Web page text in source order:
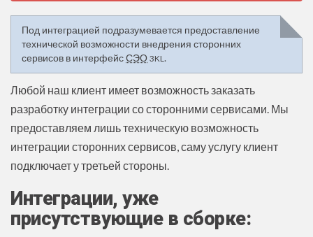
Под интеграцией подразумевается предоставление
технической возможности внедрения сторонних
сервисов в интерфейсСЭО 3KL.
Любой наш клиент имеет возможность заказать
разработку интеграции со сторонними сервисами. Мы
предоставляем лишь техническую возможность
интеграции сторонних сервисов, саму услугу клиент
подключает у третьей стороны.
Интеграции, уже
присутствующие в сборке: